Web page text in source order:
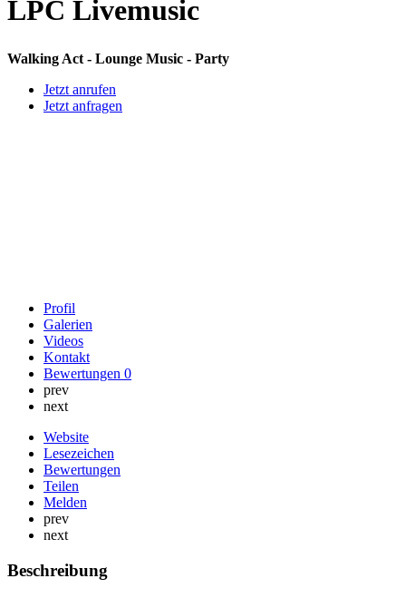
LPC Livemusic
Walking Act - Lounge Music - Party
Jetzt anrufen
Jetzt anfragen
Profil
Galerien
Videos
Kontakt
Bewertungen 0
prev
next
Website
Lesezeichen
Bewertungen
Teilen
Melden
prev
next
Beschreibung